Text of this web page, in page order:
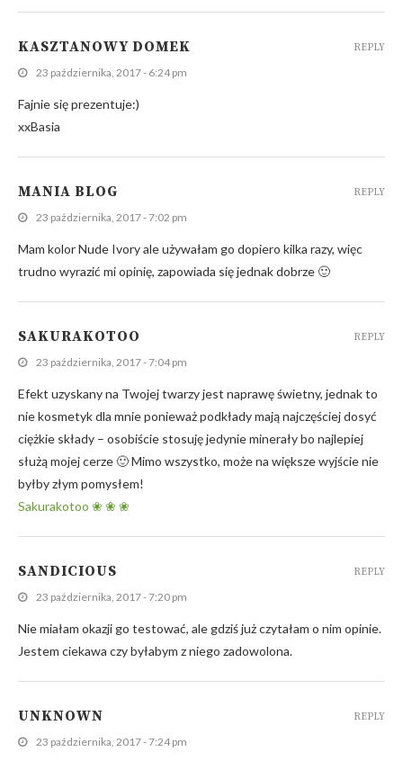
KASZTANOWY DOMEK
23 października, 2017 - 6:24 pm
Fajnie się prezentuje:)
xxBasia
REPLY
MANIA BLOG
23 października, 2017 - 7:02 pm
Mam kolor Nude Ivory ale używałam go dopiero kilka razy, więc
trudno wyrazić mi opinię, zapowiada się jednak dobrze 🙂
REPLY
SAKURAKOTOO
23 października, 2017 - 7:04 pm
Efekt uzyskany na Twojej twarzy jest naprawę świetny, jednak to
nie kosmetyk dla mnie ponieważ podkłady mają najczęściej dosyć
ciężkie składy – osobiście stosuję jedynie minerały bo najlepiej
służą mojej cerze 🙂 Mimo wszystko, może na większe wyjście nie
byłby złym pomysłem!
Sakurakotoo ❀ ❀ ❀
REPLY
SANDICIOUS
23 października, 2017 - 7:20 pm
Nie miałam okazji go testować, ale gdziś już czytałam o nim opinie.
Jestem ciekawa czy byłabym z niego zadowolona.
REPLY
UNKNOWN
23 października, 2017 - 7:24 pm
REPLY